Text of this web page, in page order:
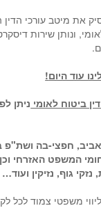
את מיטב עורכי
ונותן שירות
עוד היום!
ביטוח לאומי ניתן
חפצי-בה ושת"פ
המשפט האזרחי וכן
גוף, נזיקין ועוד…
משפטי צמוד לכל